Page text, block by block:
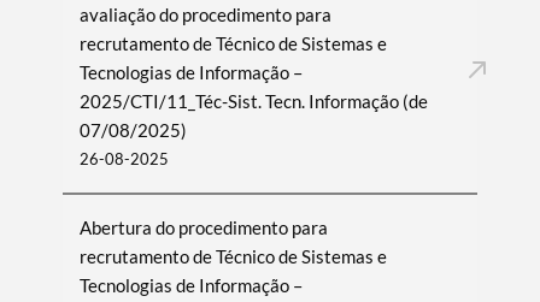
avaliação do procedimento para
recrutamento de Técnico de Sistemas e
Tecnologias de Informação –
2025/CTI/11_Téc-Sist. Tecn. Informação (de
07/08/2025)
26-08-2025
Abertura do procedimento para
recrutamento de Técnico de Sistemas e
Tecnologias de Informação –